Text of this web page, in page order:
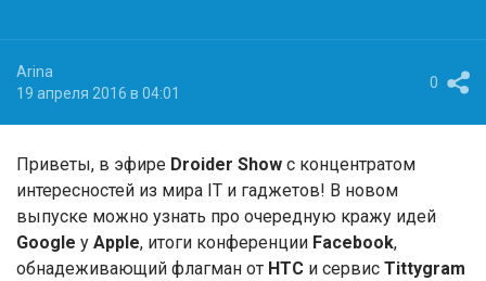
Arina
19 апреля 2016 в 04:01
0
Приветы, в эфире Droider Show с концентратом
интересностей из мира IT и гаджетов! В новом
выпуске можно узнать про очередную кражу идей
Google у Apple, итоги конференции Facebook,
обнадеживающий флагман от HTC и сервис Tittygram